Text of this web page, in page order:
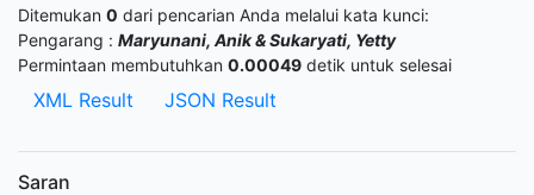
Ditemukan 0 dari pencarian Anda melalui kata kunci:
Pengarang : Maryunani, Anik & Sukaryati, Yetty
Permintaan membutuhkan 0.00049 detik untuk selesai
XML Result JSON Result
Saran